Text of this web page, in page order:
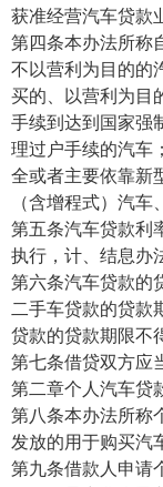
获准经营汽车贷款
第四条本办法所称
不以营利为目的的
买的、以营利为目
手续到达到国家强
理过户手续的汽车
全或者主要依靠新
（含增程式）汽车
第五条汽车贷款利
执行，计、结息办
第六条汽车贷款的
二手车贷款的贷款
贷款的贷款期限不
第七条借贷双方应
第二章个人汽车贷
第八条本办法所称
发放的用于购买汽
第九条借款人申请